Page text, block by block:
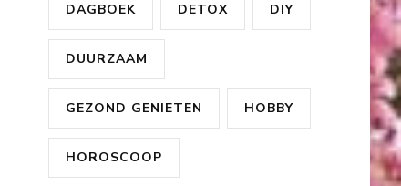
DAGBOEK DETOX DIY
DUURZAAM
GEZOND GENIETEN HOBBY
HOROSCOOP